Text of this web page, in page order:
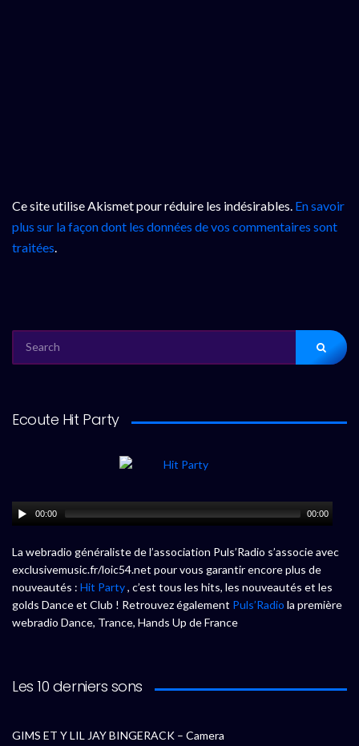
Ce site utilise Akismet pour réduire les indésirables. En savoir
plus sur la façon dont les données de vos commentaires sont
traitées.
FOR:
Ecoute Hit Party
00:00 00:00
La webradio généraliste de l’association Puls’Radio s’associe avec
exclusivemusic.fr/loic54.net pour vous garantir encore plus de
nouveautés : Hit Party, c’est tous les hits, les nouveautés et les
golds Dance et Club ! Retrouvez également Puls’Radio la première
webradio Dance, Trance, Hands Up de France
Les 10 derniers sons
GIMS ET Y LIL JAY BINGERACK – Camera